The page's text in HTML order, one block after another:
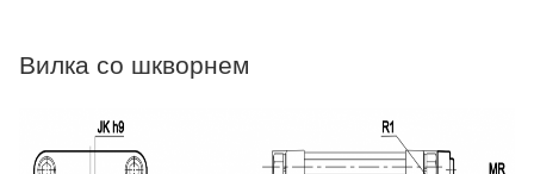
Вилка со шкворнем